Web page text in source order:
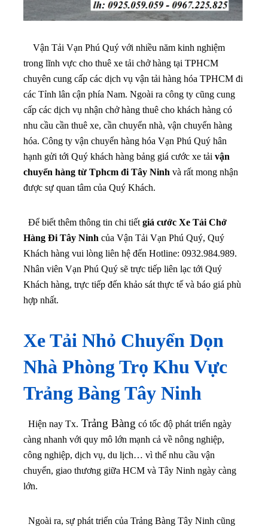
Vận Tải Vạn Phú Quý với nhiều năm kinh nghiệm
trong lĩnh vực cho thuê xe tải chở hàng tại TPHCM
chuyên cung cấp các dịch vụ vận tải hàng hóa TPHCM đi
các Tỉnh lân cận phía Nam. Ngoài ra công ty cũng cung
cấp các dịch vụ nhận chở hàng thuê cho khách hàng có
nhu cầu cần thuê xe, cần chuyển nhà, vận chuyển hàng
hóa. Công ty vận chuyển hàng hóa Vạn Phú Quý hân
hạnh gửi tới Quý khách hàng bảng giá cước xe tải vận
chuyển hàng từ Tphcm đi Tây Ninh và rất mong nhận
được sự quan tâm của Quý Khách.
Để biết thêm thông tin chi tiết giá cước Xe Tải Chở
Hàng Đi Tây Ninh của Vận Tải Vạn Phú Quý, Quý
Khách hàng vui lòng liên hệ đến Hotline: 0932.984.989.
Nhân viên Vạn Phú Quý sẽ trực tiếp liên lạc tới Quý
Khách hàng, trực tiếp đến khảo sát thực tế và báo giá phù
hợp nhất.
Xe Tải Nhỏ Chuyển Dọn
Nhà Phòng Trọ Khu Vực
Trảng Bàng Tây Ninh
Hiện nay Tx. Trảng Bàng có tốc độ phát triển ngày
càng nhanh với quy mô lớn mạnh cả về nông nghiệp,
công nghiệp, dịch vụ, du lịch… vì thế nhu cầu vận
chuyển, giao thương giữa HCM và Tây Ninh ngày càng
lớn.
Ngoài ra, sự phát triển của Trảng Bàng Tây Ninh cũng